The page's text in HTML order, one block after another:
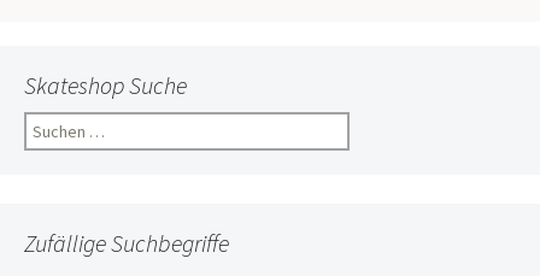
Skateshop Suche
Suchen
nach:
Zufällige Suchbegriffe